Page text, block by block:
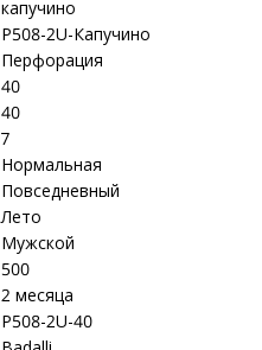
капучино
P508-2U-Капучино
Перфорация
40
40
7
Нормальная
Повседневный
Лето
Мужской
500
2 месяца
P508-2U-40